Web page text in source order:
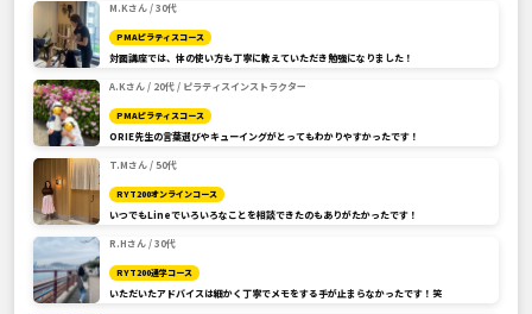
M.Kさん / 30代
PMAピラティスコース
対面講座では、体の使い方も丁寧に教えていただき勉強になりました！
A.Kさん / 20代 / ピラティスインストラクター
PMAピラティスコース
ORIE先生の言葉選びやキューイングがとってもわかりやすかったです！
T.Mさん / 50代
RYT200オンラインコース
いつでもLineでいろいろなことを相談できたのもありがたかったです！
R.Hさん / 30代
RYT200通学コース
いただいたアドバイスは細かく丁寧でメモをする手が止まらなかったです！笑